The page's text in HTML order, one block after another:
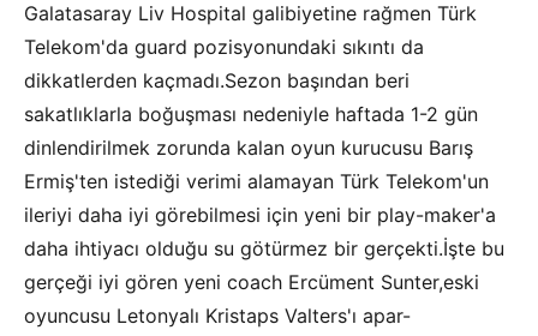
Galatasaray Liv Hospital galibiyetine rağmen Türk
Telekom'da guard pozisyonundaki sıkıntı da
dikkatlerden kaçmadı.Sezon başından beri
sakatlıklarla boğuşması nedeniyle haftada 1-2 gün
dinlendirilmek zorunda kalan oyun kurucusu Barış
Ermiş'ten istediği verimi alamayan Türk Telekom'un
ileriyi daha iyi görebilmesi için yeni bir play-maker'a
daha ihtiyacı olduğu su götürmez bir gerçekti.İşte bu
gerçeği iyi gören yeni coach Ercüment Sunter,eski
oyuncusu Letonyalı Kristaps Valters'ı apar-